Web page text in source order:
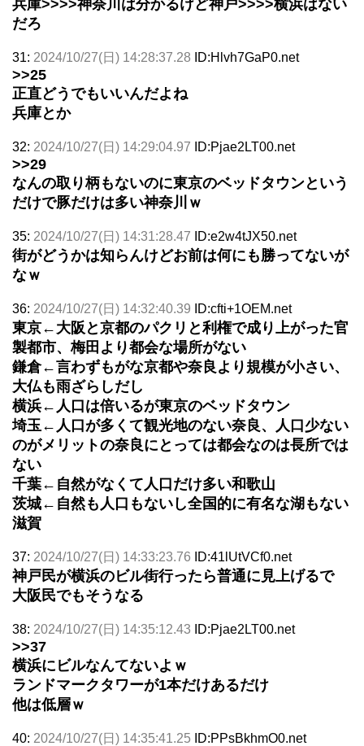
兵庫>>>>神奈川は分かるけど神戸>>>>横浜はない
だろ
31: 2024/10/27(日) 14:28:37.28 ID:Hlvh7GaP0.net
>>25
正直どうでもいいんだよね
兵庫とか
32: 2024/10/27(日) 14:29:04.97 ID:Pjae2LT00.net
>>29
なんの取り柄もないのに東京のベッドタウンという
だけで豚だけは多い神奈川ｗ
35: 2024/10/27(日) 14:31:28.47 ID:e2w4tJX50.net
街がどうかは知らんけどお前は何にも勝ってないが
なｗ
36: 2024/10/27(日) 14:32:40.39 ID:cfti+1OEM.net
東京←大阪と京都のパクリと利権で成り上がった官
製都市、梅田より都会な場所がない
鎌倉←言わずもがな京都や奈良より規模が小さい、
大仏も雨ざらしだし
横浜←人口は倍いるが東京のベッドタウン
埼玉←人口が多くて観光地のない奈良、人口少ない
のがメリットの奈良にとっては都会なのは長所では
ない
千葉←自然がなくて人口だけ多い和歌山
茨城←自然も人口もないし全国的に有名な湖もない
滋賀
37: 2024/10/27(日) 14:33:23.76 ID:41lUtVCf0.net
神戸民が横浜のビル街行ったら普通に見上げるで
大阪民でもそうなる
38: 2024/10/27(日) 14:35:12.43 ID:Pjae2LT00.net
>>37
横浜にビルなんてないよｗ
ランドマークタワーが1本だけあるだけ
他は低層ｗ
40: 2024/10/27(日) 14:35:41.25 ID:PPsBkhmO0.net